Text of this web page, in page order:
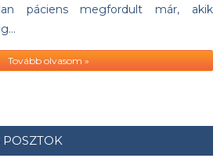
páciens megfordult már, akik
Tovább olvasom »
POSZTOK